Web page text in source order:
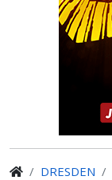
DRESDEN